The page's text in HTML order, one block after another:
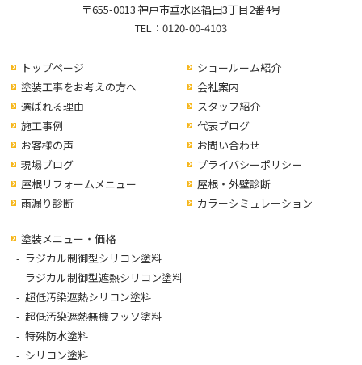
〒655-0013 神戸市垂水区福田3丁目2番4号
TEL： 0120-00-4103
トップページ
塗装工事をお考えの方へ
選ばれる理由
ショールーム紹介
会社案内
スタッフ紹介
施工事例
お客様の声
現場ブログ
代表ブログ
お問い合わせ
プライバシーポリシー
屋根リフォームメニュー
雨漏り診断
屋根・外壁診断
カラーシミュレーション
塗装メニュー・価格
ラジカル制御型シリコン塗料
ラジカル制御型遮熱シリコン塗料
超低汚染遮熱シリコン塗料
超低汚染遮熱無機フッソ塗料
特殊防水塗料
シリコン塗料